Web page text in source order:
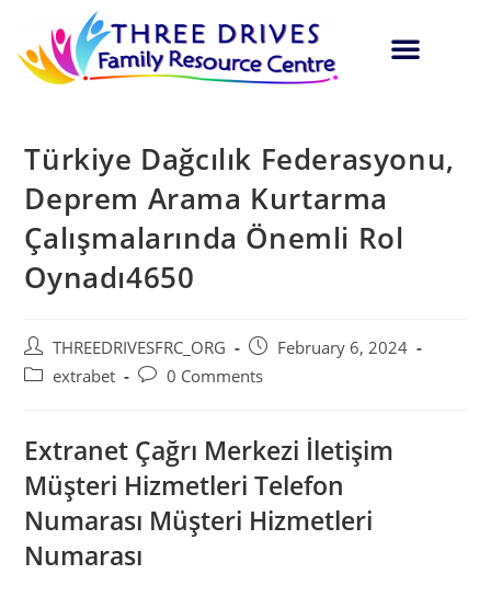
Türkiye Dağcılık Federasyonu,
Deprem Arama Kurtarma
Çalışmalarında Önemli Rol
Oynadı4650
THREEDRIVESFRC_ORG
February 6, 2024
extrabet
0 Comments
Extranet Çağrı Merkezi İletişim
Müşteri Hizmetleri Telefon
Numarası Müşteri Hizmetleri
Numarası